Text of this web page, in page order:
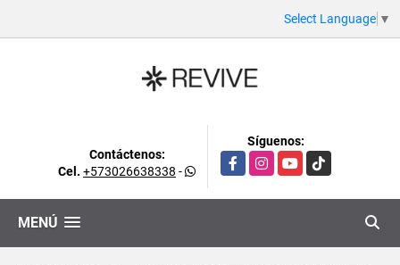
Select Language ▼
Contáctenos:
Cel. +573026638338 -
Síguenos:
FacebookInstagramYouTubeTikTok
MENÚ